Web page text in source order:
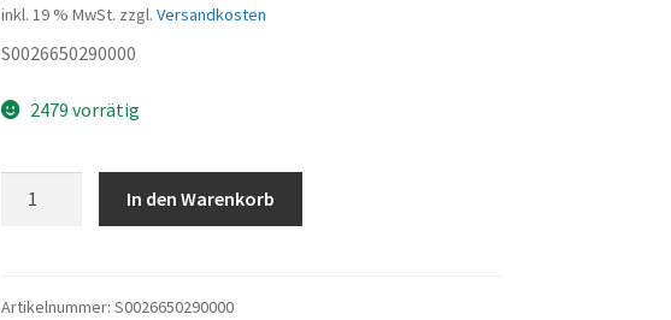
inkl. 19 % MwSt. zzgl. Versandkosten
S0026650290000
2479 vorrätig
In den Warenkorb
Artikelnummer: S0026650290000